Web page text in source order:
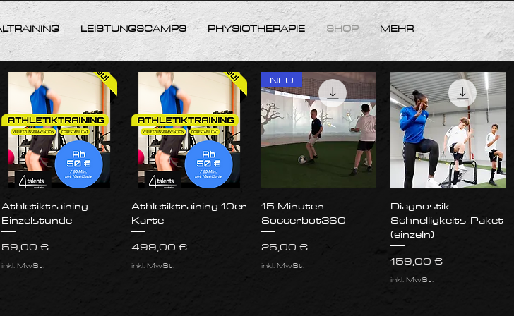
LEISTUNGSCAMPS PHYSIOTHERAPIE SHOP MEHR
Schnellansicht
Athletiktraining
Einzelstunde
Preis
59,00 €
inkl. MwSt.
Schnellansicht
Athletiktraining 10er
Karte
Preis
499,00 €
inkl. MwSt.
Schnellansicht
NEU
15 Minuten
Soccerbot360
Preis
25,00 €
inkl. MwSt.
Schnellansicht
Diagnostik-
Schnelligkeits-Paket
(einzeln)
Preis
159,00 €
inkl. MwSt.